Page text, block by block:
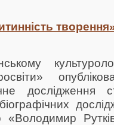
дослідження